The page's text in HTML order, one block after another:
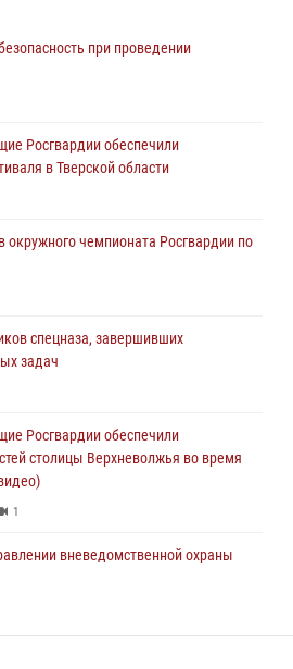
участие в молебне, посвященном
охраны совершили 250 выездов и
за неделю в Тверской области
окружного чемпионата Росгвардии по
водителю на дороге в городе Кашин
при проведении
Росгвардии обеспечили
в Тверской области
окружного чемпионата Росгвардии по
спецназа, завершивших
задач
Росгвардии обеспечили
столицы Верхневолжья во время
1
вневедомственной охраны